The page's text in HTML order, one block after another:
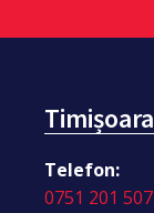
Timișoara
Telefon:
0751 201 507